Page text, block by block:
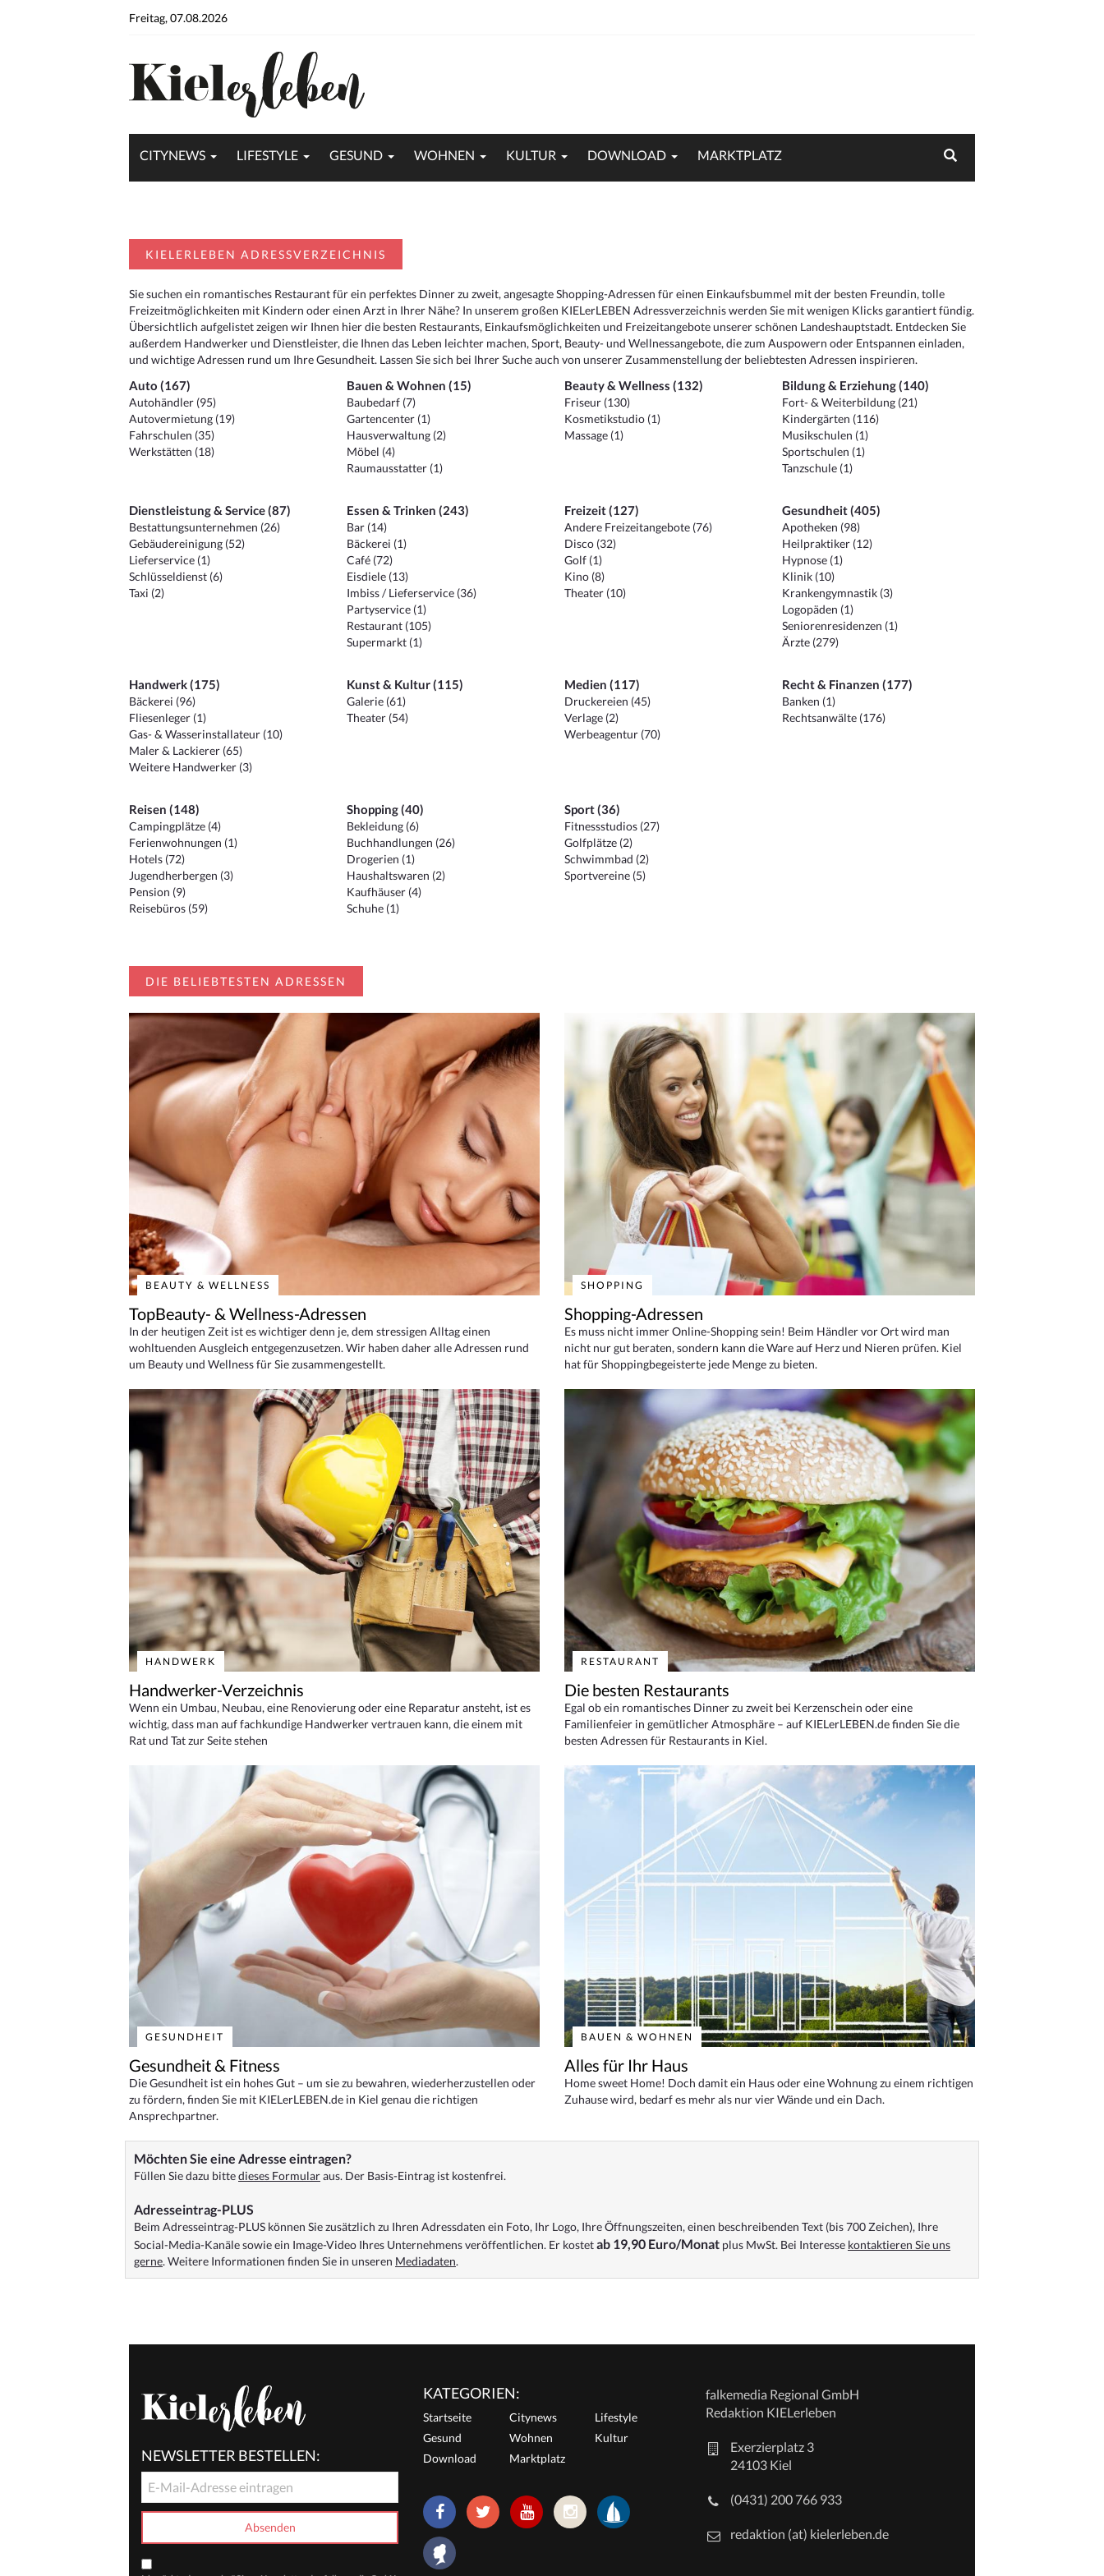
Freitag, 07.08.2026
CITYNEWS LIFESTYLE GESUND WOHNEN KULTUR DOWNLOAD MARKTPLATZ
KIELERLEBEN ADRESSVERZEICHNIS
Sie suchen ein romantisches Restaurant für ein perfektes Dinner zu zweit, angesagte Shopping-Adressen für einen Einkaufsbummel mit der besten Freundin, tolle
Freizeitmöglichkeiten mit Kindern oder einen Arzt in Ihrer Nähe? In unserem großen KIELerLEBEN Adressverzeichnis werden Sie mit wenigen Klicks garantiert fündig.
Übersichtlich aufgelistet zeigen wir Ihnen hier die besten Restaurants, Einkaufsmöglichkeiten und Freizeitangebote unserer schönen Landeshauptstadt. Entdecken Sie
außerdem Handwerker und Dienstleister, die Ihnen das Leben leichter machen, Sport, Beauty- und Wellnessangebote, die zum Auspowern oder Entspannen einladen,
und wichtige Adressen rund um Ihre Gesundheit. Lassen Sie sich bei Ihrer Suche auch von unserer Zusammenstellung der beliebtesten Adressen inspirieren.
Auto (167)
Autohändler (95)
Autovermietung (19)
Fahrschulen (35)
Werkstätten (18)
Bauen & Wohnen (15)
Baubedarf (7)
Gartencenter (1)
Hausverwaltung (2)
Möbel (4)
Raumausstatter (1)
Beauty & Wellness (132)
Friseur (130)
Kosmetikstudio (1)
Massage (1)
Bildung & Erziehung (140)
Fort- & Weiterbildung (21)
Kindergärten (116)
Musikschulen (1)
Sportschulen (1)
Tanzschule (1)
Dienstleistung & Service (87)
Bestattungsunternehmen (26)
Gebäudereinigung (52)
Lieferservice (1)
Schlüsseldienst (6)
Taxi (2)
Essen & Trinken (243)
Bar (14)
Bäckerei (1)
Café (72)
Eisdiele (13)
Imbiss / Lieferservice (36)
Partyservice (1)
Restaurant (105)
Supermarkt (1)
Freizeit (127)
Andere Freizeitangebote (76)
Disco (32)
Golf (1)
Kino (8)
Theater (10)
Gesundheit (405)
Apotheken (98)
Heilpraktiker (12)
Hypnose (1)
Klinik (10)
Krankengymnastik (3)
Logopäden (1)
Seniorenresidenzen (1)
Ärzte (279)
Handwerk (175)
Bäckerei (96)
Fliesenleger (1)
Gas- & Wasserinstallateur (10)
Maler & Lackierer (65)
Weitere Handwerker (3)
Kunst & Kultur (115)
Galerie (61)
Theater (54)
Medien (117)
Druckereien (45)
Verlage (2)
Werbeagentur (70)
Recht & Finanzen (177)
Banken (1)
Rechtsanwälte (176)
Reisen (148)
Campingplätze (4)
Ferienwohnungen (1)
Hotels (72)
Jugendherbergen (3)
Pension (9)
Reisebüros (59)
Shopping (40)
Bekleidung (6)
Buchhandlungen (26)
Drogerien (1)
Haushaltswaren (2)
Kaufhäuser (4)
Schuhe (1)
Sport (36)
Fitnessstudios (27)
Golfplätze (2)
Schwimmbad (2)
Sportvereine (5)
DIE BELIEBTESTEN ADRESSEN
BEAUTY & WELLNESS
TopBeauty- & Wellness-Adressen
In der heutigen Zeit ist es wichtiger denn je, dem stressigen Alltag einen
wohltuenden Ausgleich entgegenzusetzen. Wir haben daher alle Adressen rund
um Beauty und Wellness für Sie zusammengestellt.
SHOPPING
Shopping-Adressen
Es muss nicht immer Online-Shopping sein! Beim Händler vor Ort wird man
nicht nur gut beraten, sondern kann die Ware auf Herz und Nieren prüfen. Kiel
hat für Shoppingbegeisterte jede Menge zu bieten.
HANDWERK
Handwerker-Verzeichnis
Wenn ein Umbau, Neubau, eine Renovierung oder eine Reparatur ansteht, ist es
wichtig, dass man auf fachkundige Handwerker vertrauen kann, die einem mit
Rat und Tat zur Seite stehen
RESTAURANT
Die besten Restaurants
Egal ob ein romantisches Dinner zu zweit bei Kerzenschein oder eine
Familienfeier in gemütlicher Atmosphäre – auf KIELerLEBEN.de finden Sie die
besten Adressen für Restaurants in Kiel.
GESUNDHEIT
Gesundheit & Fitness
Die Gesundheit ist ein hohes Gut – um sie zu bewahren, wiederherzustellen oder
zu fördern, finden Sie mit KIELerLEBEN.de in Kiel genau die richtigen
Ansprechpartner.
BAUEN & WOHNEN
Alles für Ihr Haus
Home sweet Home! Doch damit ein Haus oder eine Wohnung zu einem richtigen
Zuhause wird, bedarf es mehr als nur vier Wände und ein Dach.
Möchten Sie eine Adresse eintragen?
Füllen Sie dazu bittedieses Formularaus. Der Basis-Eintrag ist kostenfrei.
Adresseintrag-PLUS
Beim Adresseintrag-PLUS können Sie zusätzlich zu Ihren Adressdaten ein Foto, Ihr Logo, Ihre Öffnungszeiten, einen beschreibenden Text (bis 700 Zeichen), Ihre
Social-Media-Kanäle sowie ein Image-Video Ihres Unternehmens veröffentlichen. Er kostetab 19,90 Euro/Monat plus MwSt. Bei Interesse kontaktieren Sie uns
gerne. Weitere Informationen finden Sie in unseren Mediadaten.
NEWSLETTER BESTELLEN:
KATEGORIEN:
Startseite Citynews
Lifestyle
Gesund
Wohnen
Kultur
Download
Marktplatz
falkemedia Regional GmbH
Redaktion KIELerleben
Exerzierplatz 3
24103 Kiel
(0431) 200 766 933
redaktion (at) kielerleben.de